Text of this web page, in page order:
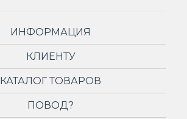
ИНФОРМАЦИЯ
КЛИЕНТУ
КАТАЛОГ ТОВАРОВ
ПОВОД?